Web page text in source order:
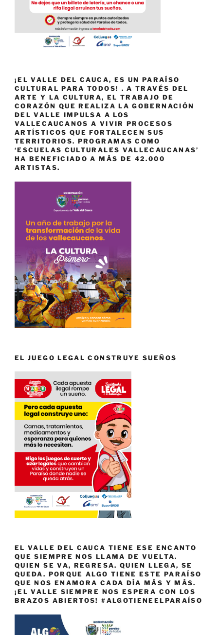
¡EL VALLE DEL CAUCA, ES UN PARAÍSO
CULTURAL PARA TODOS! . A TRAVÉS DEL
ARTE Y LA CULTURA, EL TRABAJO DE
CORAZÓN QUE REALIZA LA GOBERNACIÓN
DEL VALLE IMPULSA A LOS
VALLECAUCANOS A VIVIR PROCESOS
ARTÍSTICOS QUE FORTALECEN SUS
TERRITORIOS. PROGRAMAS COMO
‘ESCUELAS CULTURALES VALLECAUCANAS’
HA BENEFICIADO A MÁS DE 42.000
ARTISTAS.
EL JUEGO LEGAL CONSTRUYE SUEÑOS
EL VALLE DEL CAUCA TIENE ESE ENCANTO
QUE SIEMPRE NOS LLAMA DE VUELTA.
QUIEN SE VA, REGRESA. QUIEN LLEGA, SE
QUEDA. PORQUE ALGO TIENE ESTE PARAÍSO
QUE NOS ENAMORA CADA DÍA MÁS Y MÁS.
¡EL VALLE SIEMPRE NOS ESPERA CON LOS
BRAZOS ABIERTOS! #ALGOTIENEELPARAÍSO